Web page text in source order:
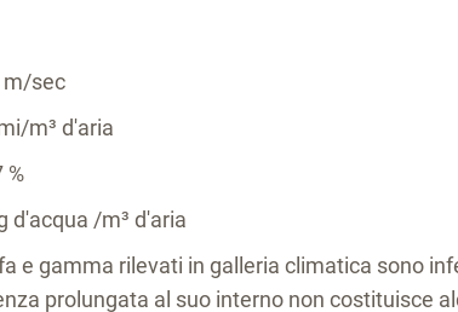
m/sec
m³ d'aria
%
d'acqua /m³ d'aria
e gamma rilevati in galleria climatica sono
prolungata al suo interno non costituisce